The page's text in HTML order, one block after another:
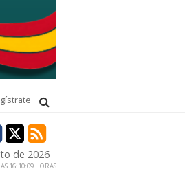
de 2026
16:10:09 HORAS